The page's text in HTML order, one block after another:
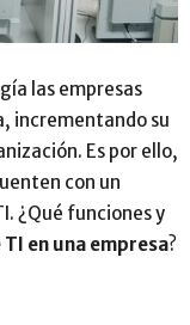
las empresas
incrementando su
Es por ello,
con un
¿Qué funciones y
en una empresa?